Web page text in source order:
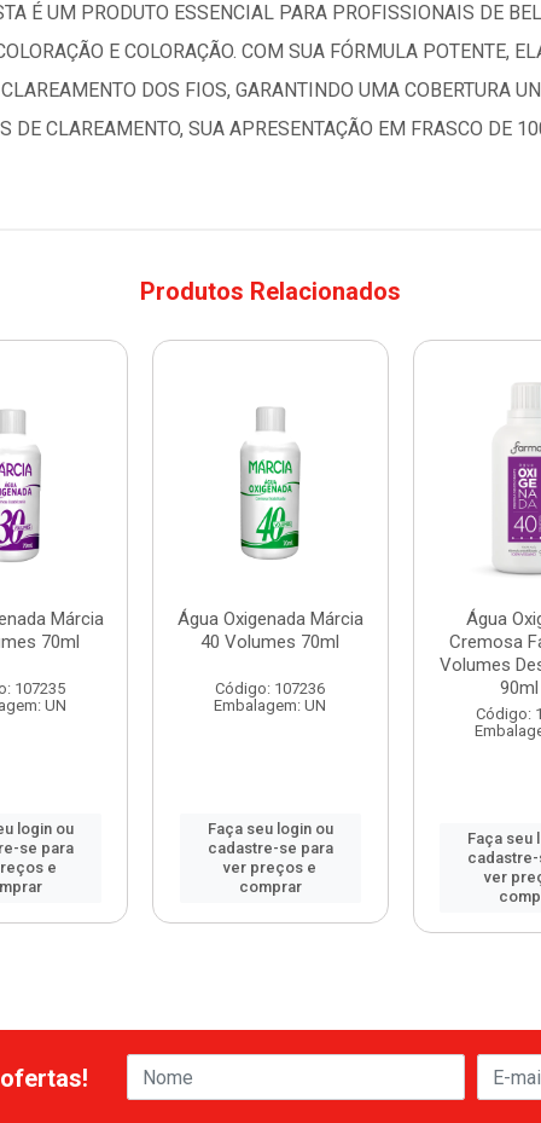
É UM PRODUTO ESSENCIAL PARA PROFISSIONAIS DE
E COLORAÇÃO. COM SUA FÓRMULA POTENTE,
DOS FIOS, GARANTINDO UMA COBERTURA
DE CLAREAMENTO, SUA APRESENTAÇÃO EM FRASCO DE
Produtos Relacionados
Márcia
70ml
107235
UN
login ou
se para
e
Água Oxigenada Márcia
40 Volumes 70ml
Código: 107236
Embalagem: UN
Faça seu login ou
cadastre-se para
ver preços e
comprar
Água
Cremosa
Volumes
90ml
Código:
Faça seu
ver